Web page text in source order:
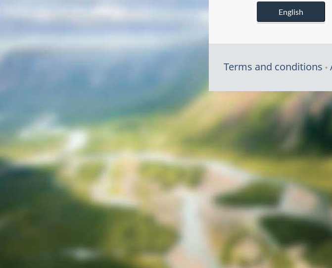
English
Terms and conditions